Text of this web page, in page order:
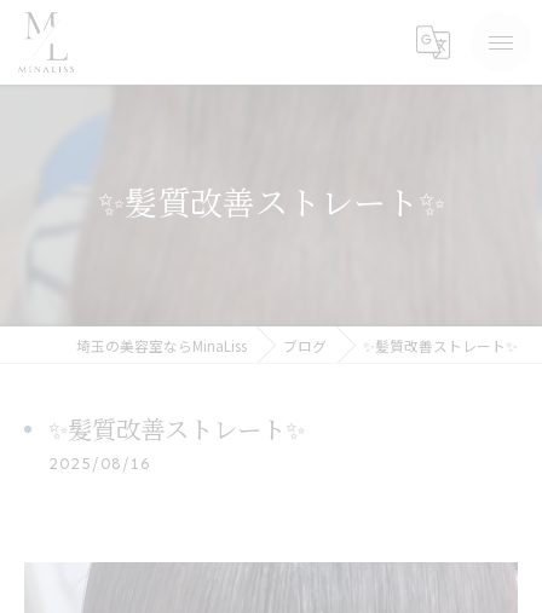
✨髪質改善ストレート✨
埼玉の美容室ならMinaLiss ブログ ✨髪質改善ストレート✨
✨髪質改善ストレート✨
2025/08/16